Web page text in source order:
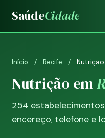
SaúdeCidade
Início / Recife / Nutrição
Nutrição em
254
endereço, telefone e